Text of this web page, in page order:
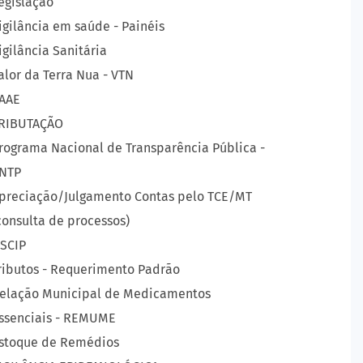
em saúde - Painéis
Sanitária
da Terra Nua - VTN
Nacional de Transparência Pública -
Julgamento Contas pelo TCE/MT
de processos)
- Requerimento Padrão
Municipal de Medicamentos
- REMUME
de Remédios